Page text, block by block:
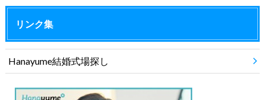
リンク集
Hanayume結婚式場探し